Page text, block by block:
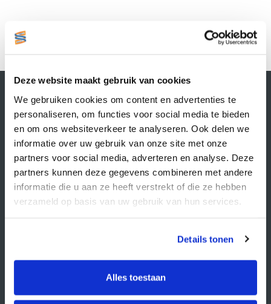
Deze website maakt gebruik van cookies
We gebruiken cookies om content en advertenties te
personaliseren, om functies voor social media te bieden
en om ons websiteverkeer te analyseren. Ook delen we
informatie over uw gebruik van onze site met onze
partners voor social media, adverteren en analyse. Deze
partners kunnen deze gegevens combineren met andere
informatie die u aan ze heeft verstrekt of die ze hebben
verzameld op basis van uw gebruik van hun services.
Details tonen
Alles toestaan
1
Contactgegevens
Supply Service B.V.
Nijverheidsstraat 25-K
3861 RJ Nijkerk
info@supplyservice.nl
+31 33 468 13 42
KvK nummer: 66384737
Retourbeleid